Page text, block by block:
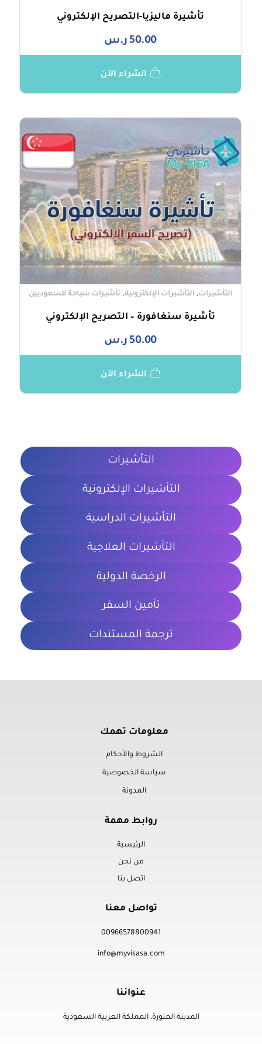
تأشيرة ماليزيا-التصريح الإلكتروني
50.00 ر.س
الشراء الآن
تأشيرة سنغافورة – التصريح الإلكتروني
50.00 ر.س
التأشيرات, التأشيرات الإلكترونية, تأشيرات سياحة للسعوديين
الشراء الآن
التأشيرات
التأشيرات الإلكترونية
التأشيرات الدراسية
التأشيرات العلاجية
الرخصة الدولية
تأمين السفر
ترجمة المستندات
معلومات تهمك
الشروط والأحكام
سياسة الخصوصية
المدونة
روابط مهمة
الرئيسية
من نحن
اتصل بنا
تواصل معنا
00966578800941
info@myvisasa.com
عنواننا
المدينة المنورة، المملكة العربية السعودية